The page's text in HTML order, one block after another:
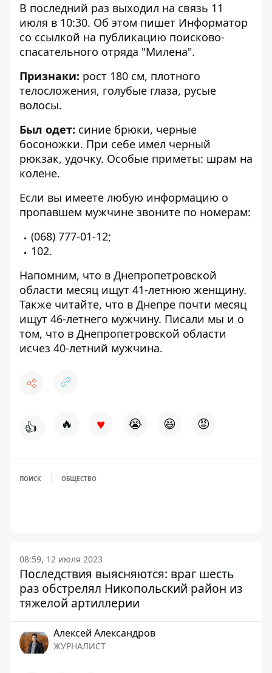
В последний раз выходил на связь 11
июля в 10:30. Об этом пишет Информатор
со ссылкой на публикацию поисково-
спасательного отряда "Милена".
Признаки: рост 180 см, плотного
телосложения, голубые глаза, русые
волосы.
Был одет: синие брюки, черные
босоножки. При себе имел черный
рюкзак, удочку. Особые приметы: шрам на
колене.
Если вы имеете любую информацию о
пропавшем мужчине звоните по номерам:
(068) 777-01-12;
102.
Напомним, что в Днепропетровской
области месяц ищут 41-летнюю женщину.
Также читайте, что в Днепре почти месяц
ищут 46-летнего мужчину. Писали мы и о
том, что в Днепропетровской области
исчез 40-летний мужчина.
👍 🔥 ♥ 😭 😆 😡
ПОИСК ОБЩЕСТВО
08:59, 12 июля 2023
Последствия выясняются: враг шесть
раз обстрелял Никопольский район из
тяжелой артиллерии
Алексей Александров
ЖУРНАЛИСТ